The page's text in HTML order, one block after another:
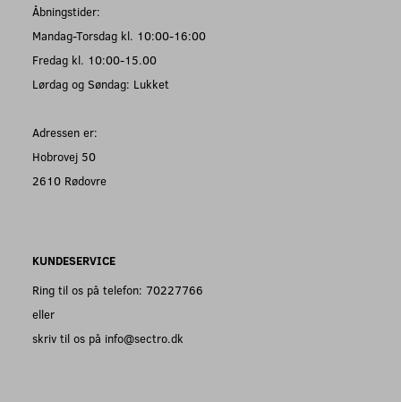
Åbningstider:
Mandag-Torsdag kl. 10:00-16:00
Fredag kl. 10:00-15.00
Lørdag og Søndag: Lukket
Adressen er:
Hobrovej 50
2610 Rødovre
KUNDESERVICE
Ring til os på telefon: 70227766
eller
skriv til os på info@sectro.dk